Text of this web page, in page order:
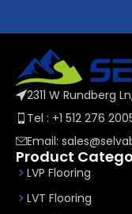
2311 W Rundberg
Tel : +1 512 276
Email:
Product
LVP Flooring
LVT Flooring